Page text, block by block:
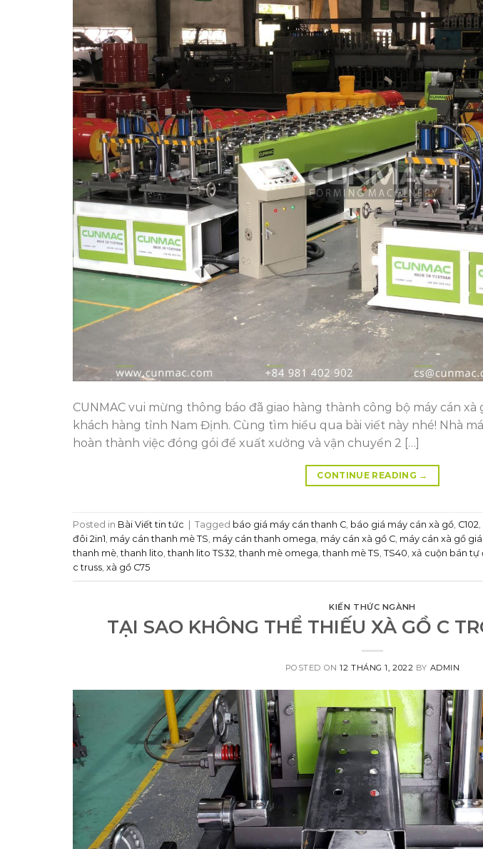
CUNMAC vui mừng thông báo đã giao hàng thành công bộ máy cán xà
khách hàng tỉnh Nam Định. Cùng tìm hiểu qua bài viết này nhé! Nhà
hoàn thành việc đóng gói để xuất xưởng và vận chuyển 2 […]
CONTINUE READING →
Posted in Bài Viết tin tức Tagged báo giá máy cán thanh C báo giá máy cán xà gồ C102
đôi 2in1 máy cán thanh mè TS máy cán thanh omega máy cán xà gồ C máy cán xà gồ
thanh mè ,thanh lito ,thanh lito TS32 ,thanh mè omega ,thanh mè TS TS40 xả cuộn bán tự
c truss xà gồ C75
KIẾN THỨC NGÀNH
TẠI SAO KHÔNG THỂ THIẾU XÀ GỒ C
POSTED ON12 THÁNG 1, 2022 BY ADMIN